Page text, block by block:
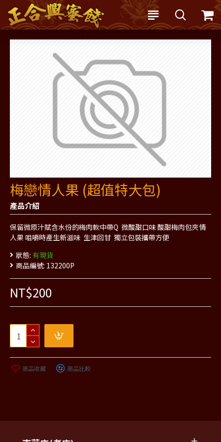
梅戀情人果 (超值特大包)
產品介紹
保留微原汁賦含水份的梅肉軟中帶Q 微酸甜口味 酸甜梅肉包夾情
人果 咀嚼時產生新滋味 生津回甘 獨立包裝攜帶方便
狀態: 有現貨
商品編號: 132200P
NT$200
商品收藏 商品比較